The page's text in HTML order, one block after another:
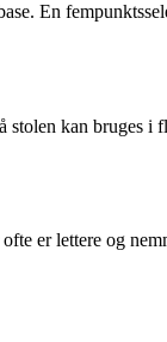
En
kan bruges
er lettere og